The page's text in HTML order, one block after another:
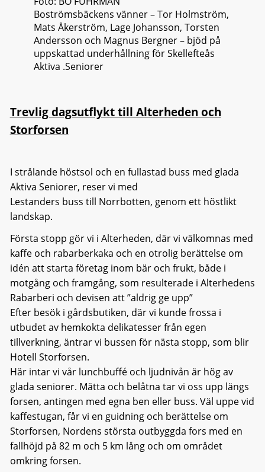
Boströmsbäckens vänner – Tor Holmström,
Mats Åkerström, Lage Johansson, Torsten
Andersson och Magnus Bergner – bjöd på
uppskattad underhållning för Skellefteås
Aktiva .Seniorer
Trevlig dagsutflykt till Alterheden och
Storforsen
I strålande höstsol och en fullastad buss med glada
Aktiva Seniorer, reser vi med
Lestanders buss till Norrbotten, genom ett höstlikt
landskap.
Första stopp gör vi i Alterheden, där vi välkomnas med
kaffe och rabarberkaka och en otrolig berättelse om
idén att starta företag inom bär och frukt, både i
motgång och framgång, som resulterade i Alterhedens
Rabarberi och devisen att ”aldrig ge upp”
Efter besök i gårdsbutiken, där vi kunde frossa i
utbudet av hemkokta delikatesser från egen
tillverkning, äntrar vi bussen för nästa stopp, som blir
Hotell Storforsen.
Här intar vi vår lunchbuffé och ljudnivån är hög av
glada seniorer. Mätta och belåtna tar vi oss upp längs
forsen, antingen med egna ben eller buss. Väl uppe vid
kaffestugan, får vi en guidning och berättelse om
Storforsen, Nordens största outbyggda fors med en
fallhöjd på 82 m och 5 km lång och om området
omkring forsen.